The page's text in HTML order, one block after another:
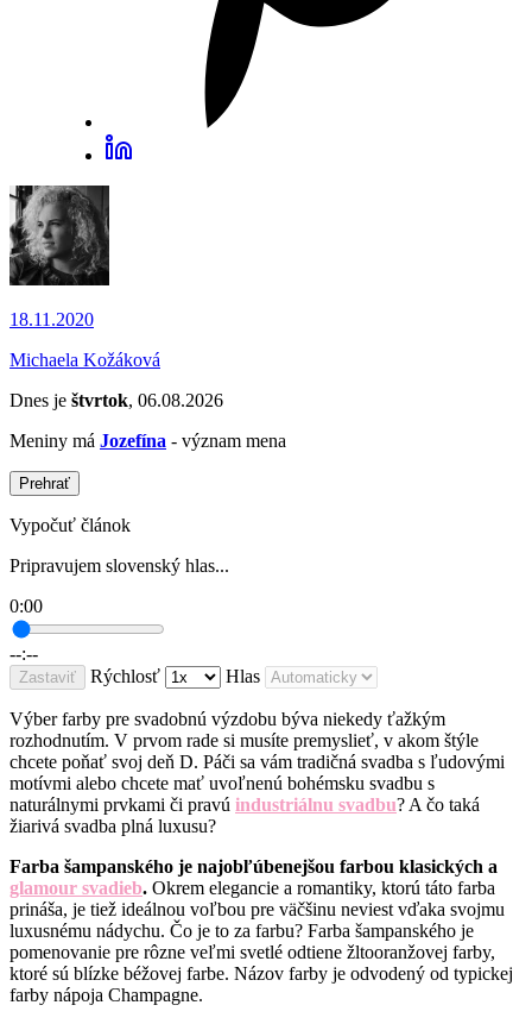
18.11.2020
Michaela Kožáková
Dnes je štvrtok, 06.08.2026
Meniny má Jozefína - význam mena
Prehrať
Vypočuť článok
Pripravujem slovenský hlas...
0:00
--:--
Zastaviť Rýchlosť Hlas
Výber farby pre svadobnú výzdobu býva niekedy ťažkým
rozhodnutím. V prvom rade si musíte premyslieť, v akom štýle
chcete poňať svoj deň D. Páči sa vám tradičná svadba s ľudovými
motívmi alebo chcete mať uvoľnenú bohémsku svadbu s
naturálnymi prvkami či pravú industriálnu svadbu? A čo taká
žiarivá svadba plná luxusu?
Farba šampanského je najobľúbenejšou farbou klasických a
glamour svadieb. Okrem elegancie a romantiky, ktorú táto farba
prináša, je tiež ideálnou voľbou pre väčšinu neviest vďaka svojmu
luxusnému nádychu. Čo je to za farbu? Farba šampanského je
pomenovanie pre rôzne veľmi svetlé odtiene žltooranžovej farby,
ktoré sú blízke béžovej farbe. Názov farby je odvodený od typickej
farby nápoja Champagne.